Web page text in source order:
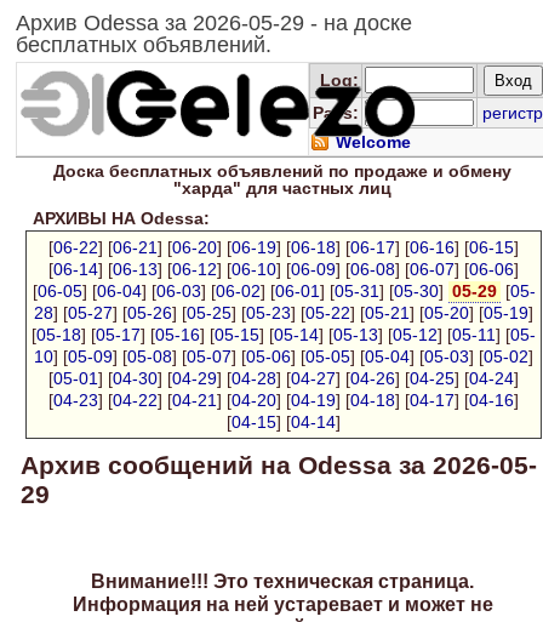
Архив Odessa за 2026-05-29 - на доске
бесплатных объявлений.
Log:
Pass:
регистр
Welcome
Доска бесплатныхобъявлений по продаже и обмену
"харда" для частных лиц
АРХИВЫ НА Odessa:
[06-22] [06-21] [06-20] [06-19] [06-18] [06-17] [06-16] [06-15]
[06-14] [06-13] [06-12] [06-10] [06-09] [06-08] [06-07] [06-06]
[06-05] [06-04] [06-03] [06-02] [06-01] [05-31] [05-30] 05-29 [05-
28] [05-27] [05-26] [05-25] [05-23] [05-22] [05-21] [05-20] [05-19]
[05-18] [05-17] [05-16] [05-15] [05-14] [05-13] [05-12] [05-11] [05-
10] [05-09] [05-08] [05-07] [05-06] [05-05] [05-04] [05-03] [05-02]
[05-01] [04-30] [04-29] [04-28] [04-27] [04-26] [04-25] [04-24]
[04-23] [04-22] [04-21] [04-20] [04-19] [04-18] [04-17] [04-16]
[04-15] [04-14]
Архив сообщений на Odessa за 2026-05-
29
Внимание!!! Это техническая страница.
Информация на ней устаревает и может не